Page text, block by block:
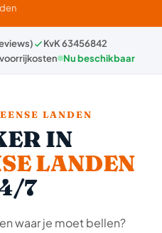
KvK 63456842
Nu beschikbaar
LANDEN
IN
LANDEN
7
waar je moet bellen?